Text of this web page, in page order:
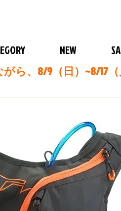
NEW
ら、8/9（日）~8/17